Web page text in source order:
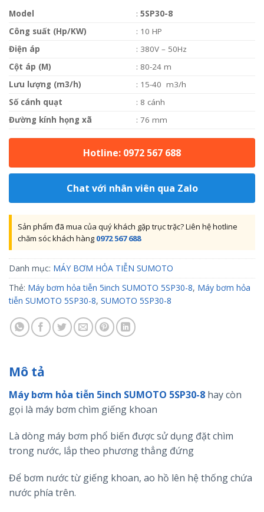
Model : 5SP30-8
Công suất (Hp/KW)
: 10 HP
Điện áp
: 380V – 50Hz
Cột áp (M)
: 80-24 m
Lưu lượng (m3/h)
: 15-40 m3/h
Số cánh quạt
: 8 cánh
Đường kính họng xã
: 76 mm
Hotline: 0972 567 688
Chat với nhân viên qua Zalo
Sản phẩm đã mua của quý khách gặp trục trặc? Liên hệ hotline
chăm sóc khách hàng 0972 567 688
Danh mục: MÁY BƠM HỎA TIỄN SUMOTO
Thẻ: Máy bơm hỏa tiễn 5inch SUMOTO 5SP30-8, Máy bơm hỏa
tiễn SUMOTO 5SP30-8, SUMOTO 5SP30-8
Mô tả
Máy bơm hỏa tiễn 5inch SUMOTO 5SP30-8 hay còn
gọi là máy bơm chìm giếng khoan
Là dòng máy bơm phổ biến được sử dụng đặt chìm
trong nước, lắp theo phương thẳng đứng
Để bơm nước từ giếng khoan, ao hồ lên hệ thống chứa
nước phía trên.